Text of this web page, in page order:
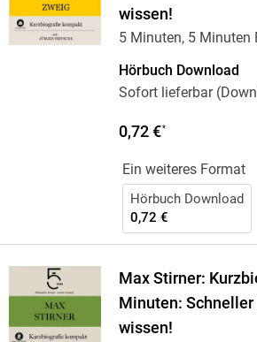
wissen!
5 Minuten, 5 Minuten
Hörbuch Download
Sofort lieferbar
0,72 €*
Ein weiteres Format
Hörbuch Download
0,72 €
Max Stirner:
Minuten:
wissen!